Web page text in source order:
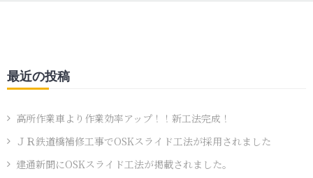
最近の投稿
高所作業車より作業効率アップ！！新工法完成！
ＪＲ鉄道橋補修工事でOSKスライド工法が採用されました
建通新聞にOSKスライド工法が掲載されました。